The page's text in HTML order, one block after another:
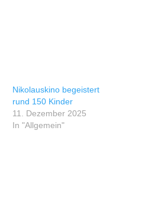
Nikolauskino begeistert
rund 150 Kinder
11. Dezember 2025
In "Allgemein"